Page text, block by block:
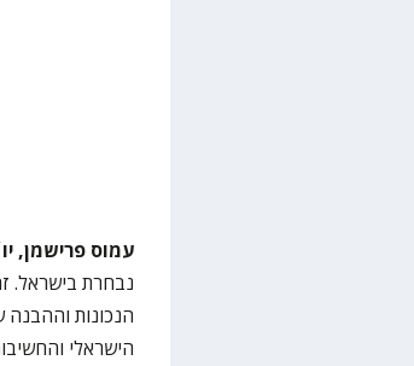
עמוס פרישמן,
נבחרת בישראל.
הנכונות
הישראלי